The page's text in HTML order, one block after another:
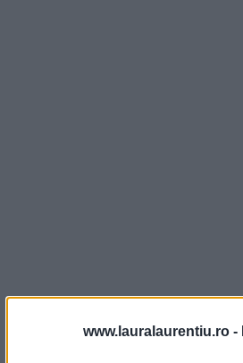
www.lauralaurentiu.ro -